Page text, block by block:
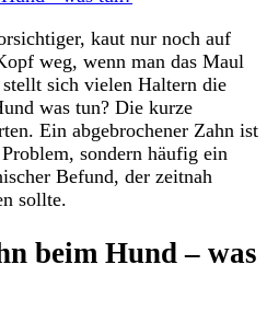
kaut nur noch auf
weg, wenn man das Maul
sich vielen Haltern die
was tun? Die kurze
Ein abgebrochener Zahn ist
sondern häufig ein
Befund, der zeitnah
sollte.
beim Hund – was